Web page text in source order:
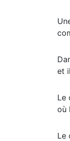
et
Le
où
Le